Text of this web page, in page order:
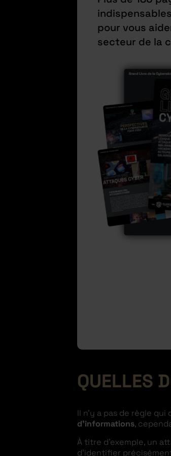
pour vous
secteur de la
QUELLES
Il n’y a pas de règle
d’informations,
À titre d’exemple, un
d’identifier